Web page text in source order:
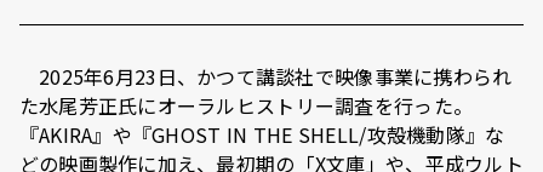
2025年6月23日、かつて講談社で映像事業に携わられ
た水尾芳正氏にオーラルヒストリー調査を行った。
『AKIRA』や『GHOST IN THE SHELL/攻殻機動隊』な
どの映画製作に加え、最初期の「X文庫」や、平成ウルト